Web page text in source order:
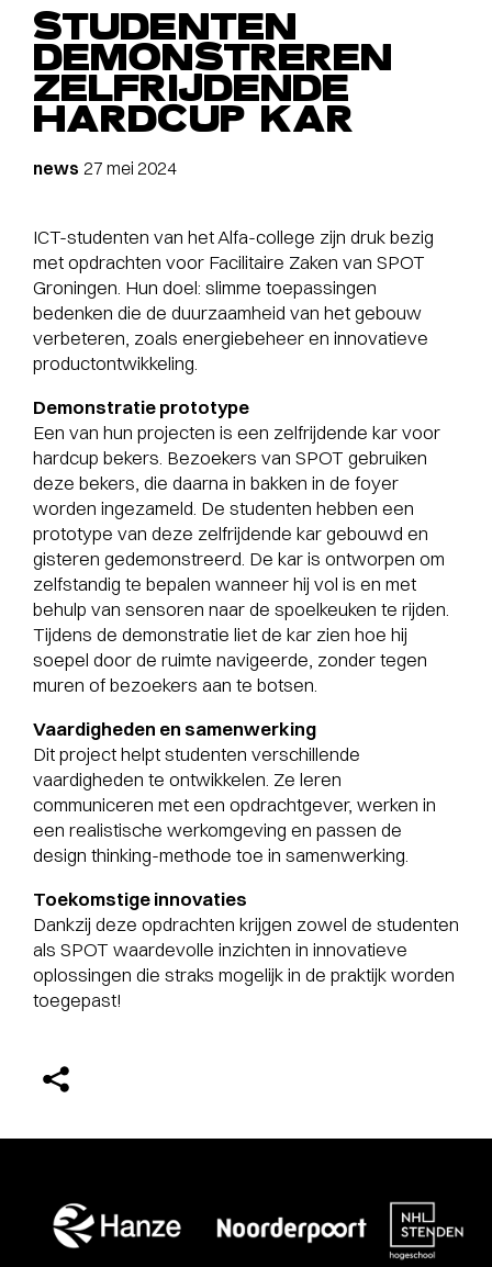
STUDENTEN
DEMONSTREREN
ZELFRIJDENDE
HARDCUP KAR
news 27 mei 2024
ICT-studenten van het Alfa-college zijn druk bezig
met opdrachten voor Facilitaire Zaken van SPOT
Groningen. Hun doel: slimme toepassingen
bedenken die de duurzaamheid van het gebouw
verbeteren, zoals energiebeheer en innovatieve
productontwikkeling.
Demonstratie prototype
Een van hun projecten is een zelfrijdende kar voor
hardcup bekers. Bezoekers van SPOT gebruiken
deze bekers, die daarna in bakken in de foyer
worden ingezameld. De studenten hebben een
prototype van deze zelfrijdende kar gebouwd en
gisteren gedemonstreerd. De kar is ontworpen om
zelfstandig te bepalen wanneer hij vol is en met
behulp van sensoren naar de spoelkeuken te rijden.
Tijdens de demonstratie liet de kar zien hoe hij
soepel door de ruimte navigeerde, zonder tegen
muren of bezoekers aan te botsen.
Vaardigheden en samenwerking
Dit project helpt studenten verschillende
vaardigheden te ontwikkelen. Ze leren
communiceren met een opdrachtgever, werken in
een realistische werkomgeving en passen de
design thinking-methode toe in samenwerking.
Toekomstige innovaties
Dankzij deze opdrachten krijgen zowel de studenten
als SPOT waardevolle inzichten in innovatieve
oplossingen die straks mogelijk in de praktijk worden
toegepast!